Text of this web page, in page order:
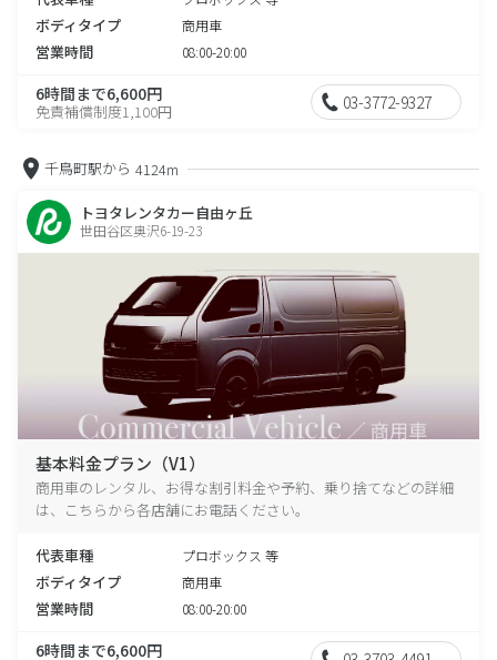
ボディタイプ 商用車
営業時間 08:00-20:00
6時間まで6,600円
免責補償制度1,100円 03-3772-9327
千鳥町駅から 4124m
トヨタレンタカー自由ヶ丘
世田谷区奥沢6-19-23
基本料金プラン（V1）
商用車のレンタル、お得な割引料金や予約、乗り捨てなどの詳細
は、こちらから各店舗にお電話ください。
代表車種 プロボックス 等
ボディタイプ 商用車
営業時間 08:00-20:00
6時間まで6,600円